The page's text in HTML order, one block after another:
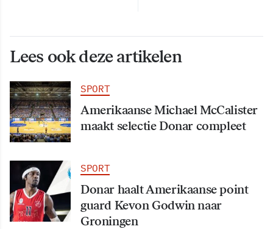
Lees ook deze artikelen
SPORT
Amerikaanse Michael McCalister
maakt selectie Donar compleet
SPORT
Donar haalt Amerikaanse point
guard Kevon Godwin naar
Groningen